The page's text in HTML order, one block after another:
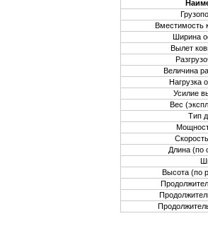
Вместимость
Ширина
Вылет
Величина
Нагрузка
Усилие
Вес
Тип
Длина (по
Высота (по